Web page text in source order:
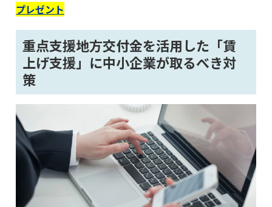
プレゼント
重点支援地方交付金を活用した「賃
上げ支援」に中小企業が取るべき対
策